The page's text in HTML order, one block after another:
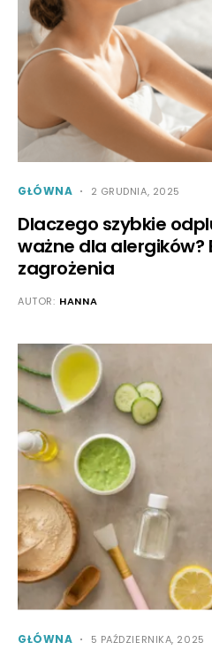
GŁÓWNA 2 GRUDNIA, 2025
Dlaczego szybkie
ważne dla alergików?
zagrożenia
AUTOR: HANNA
GŁÓWNA 5 PAŹDZIERNIKA, 2025